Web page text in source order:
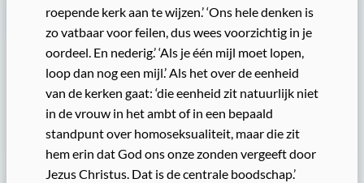
roepende kerk aan te wijzen.’ ‘Ons hele denken is
zo vatbaar voor feilen, dus wees voorzichtig in je
oordeel. En nederig.’ ‘Als je één mijl moet lopen,
loop dan nog een mijl.’ Als het over de eenheid
van de kerken gaat: ‘die eenheid zit natuurlijk niet
in de vrouw in het ambt of in een bepaald
standpunt over homoseksualiteit, maar die zit
hem erin dat God ons onze zonden vergeeft door
Jezus Christus. Dat is de centrale boodschap.’